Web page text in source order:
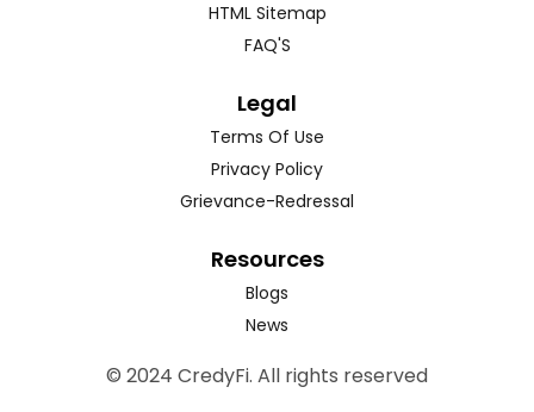
HTML Sitemap
FAQ'S
Legal
Terms Of Use
Privacy Policy
Grievance-Redressal
Resources
Blogs
News
© 2024 CredyFi. All rights reserved